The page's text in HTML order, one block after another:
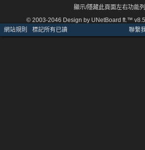
顯示/隱藏此頁面左右功能列
© 2003-2046 Design by UNetBoard ft.™
網站規則 · 標記所有已讀 聯繫